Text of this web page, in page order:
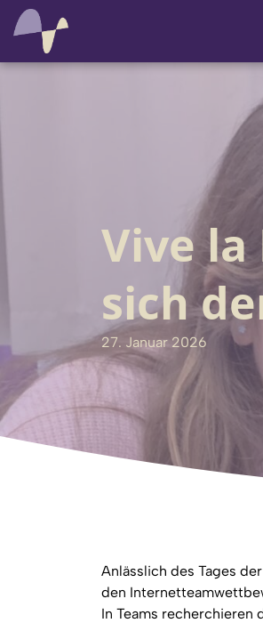
Vive la
sich
27. Januar 2026
Anlässlich des Tages
den
In Teams recherchieren